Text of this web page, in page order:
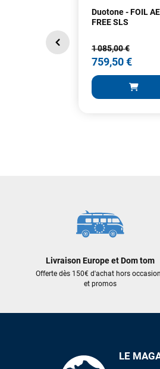
Duotone - FOIL
FREE SLS
1 085,00 €
759,50 €
Livraison Europe et Dom tom
Offerte dès 150€ d'achat hors
et promos
LE